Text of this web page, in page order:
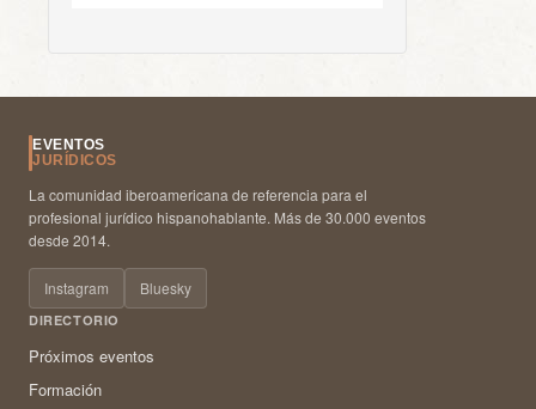
EVENTOS
JURÍDICOS
La comunidad iberoamericana de referencia para el
profesional jurídico hispanohablante. Más de 30.000 eventos
desde 2014.
Instagram Bluesky
DIRECTORIO
Próximos eventos
Formación